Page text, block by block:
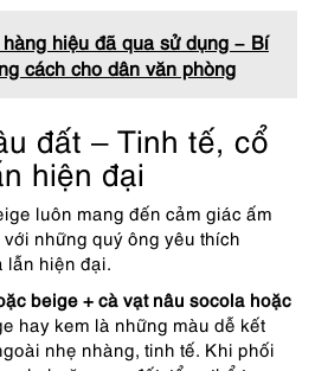
hiệu đã qua sử dụng – Bí
cách cho dân văn phòng
đất – Tinh tế, cổ
hiện đại
luôn mang đến cảm giác ấm
những quý ông yêu thích
lẫn hiện đại.
beige + cà vạt nâu socola hoặc
hay kem là những màu dễ kết
nhẹ nhàng, tinh tế. Khi phối